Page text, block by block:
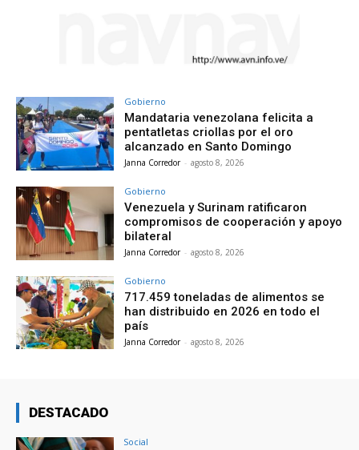
Gobierno
Mandataria venezolana felicita a
pentatletas criollas por el oro
alcanzado en Santo Domingo
Janna Corredor - agosto 8, 2026
Gobierno
Venezuela y Surinam ratificaron
compromisos de cooperación y apoyo
bilateral
Janna Corredor - agosto 8, 2026
Gobierno
717.459 toneladas de alimentos se
han distribuido en 2026 en todo el
país
Janna Corredor - agosto 8, 2026
DESTACADO
Social